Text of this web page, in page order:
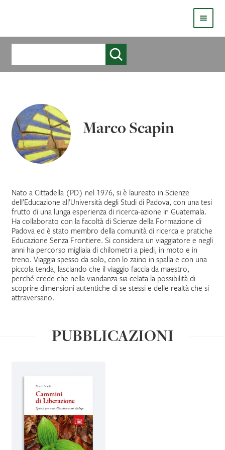
HOMEPAGE
COS’È LIVE
COME ACQUISTARE UN LIBRO ERICKSONLIVE?
VIDEO
IL MIO PROFILO
Marco Scapin
Nato a Cittadella (PD) nel 1976, si è laureato in Scienze
dell’Educazione all’Università degli Studi di Padova, con una tesi
frutto di una lunga esperienza di ricerca-azione in Guatemala.
Ha collaborato con la facoltà di Scienze della Formazione di
Padova ed è stato membro della comunità di ricerca e pratiche
Educazione Senza Frontiere. Si considera un viaggiatore e negli
anni ha percorso migliaia di chilometri a piedi, in moto e in
treno. Viaggia spesso da solo, con lo zaino in spalla e con una
piccola tenda, lasciando che il viaggio faccia da maestro,
perché crede che nella viandanza sia celata la possibilità di
scoprire dimensioni autentiche di se stessi e delle realtà che si
attraversano.
PUBBLICAZIONI